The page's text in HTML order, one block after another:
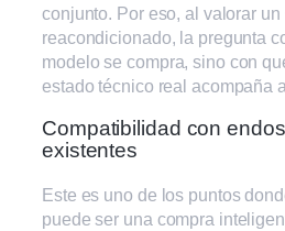
conjunto. Por eso, al valorar
reacondicionado, la pregunta
modelo se compra, sino con
estado técnico real acompaña
Compatibilidad con
existentes
Este es uno de los puntos
puede ser una compra